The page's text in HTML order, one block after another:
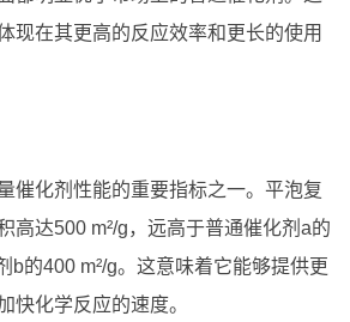
现在其更高的反应效率和更长的使用
催化剂性能的重要指标之一。平泡复
高达500 m²/g，远高于普通催化剂a的
b的400 m²/g。这意味着它能够提供更
快化学反应的速度。